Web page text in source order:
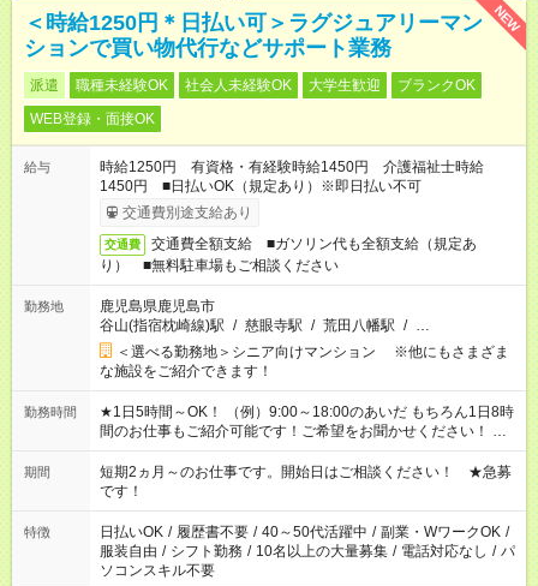
NEW
＜時給1250円＊日払い可＞ラグジュアリーマン
ションで買い物代行などサポート業務
派遣 職種未経験OK 社会人未経験OK 大学生歓迎
ブランクOK
WEB登録・面接OK
給与
時給1250円 有資格・有経験時給1450円 介護福祉士時給
1450円 ■日払いOK（規定あり）※即日払い不可
交通費別途支給あり
交通費
交通費全額支給 ■ガソリン代も全額支給（規定あ
り） ■無料駐車場もご相談ください
勤務地
鹿児島県鹿児島市
谷山(指宿枕崎線)駅 / 慈眼寺駅 / 荒田八幡駅 / …
＜選べる勤務地＞シニア向けマンション ※他にもさまざま
な施設をご紹介できます！
勤務時間
★1日5時間～OK！ （例）9:00～18:00のあいだ もちろん1日8時
間のお仕事もご紹介可能です！ご希望をお聞かせください！ ★
家庭の都合でお休みが必要な場合も遠慮なくご相談ください。
※週最低15時間以上の勤務が必要です
期間
短期2ヵ月～のお仕事です。開始日はご相談ください！ ★急募
です！
特徴 日払いOK / 履歴書不要 / 40～50代活躍中 / 副業・WワークOK /
服装自由 / シフト勤務 / 10名以上の大量募集 / 電話対応なし / パ
ソコンスキル不要